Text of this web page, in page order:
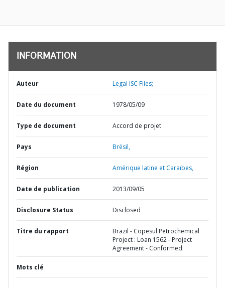
INFORMATION
Auteur Legal ISC Files;
Date du document 1978/05/09
Type de document Accord de projet
Pays Brésil,
Région Amérique latine et Caraïbes,
Date de publication 2013/09/05
Disclosure Status Disclosed
Titre du rapport
Brazil - Copesul Petrochemical
Project : Loan 1562 - Project
Agreement - Conformed
Mots clé